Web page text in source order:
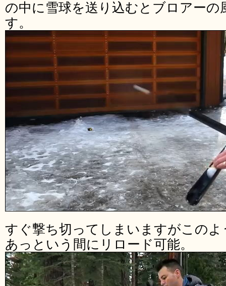
の中に雪球を送り込むとブロアー
す。
すぐ撃ち切ってしまいますがこの
あっという間にリロード可能。